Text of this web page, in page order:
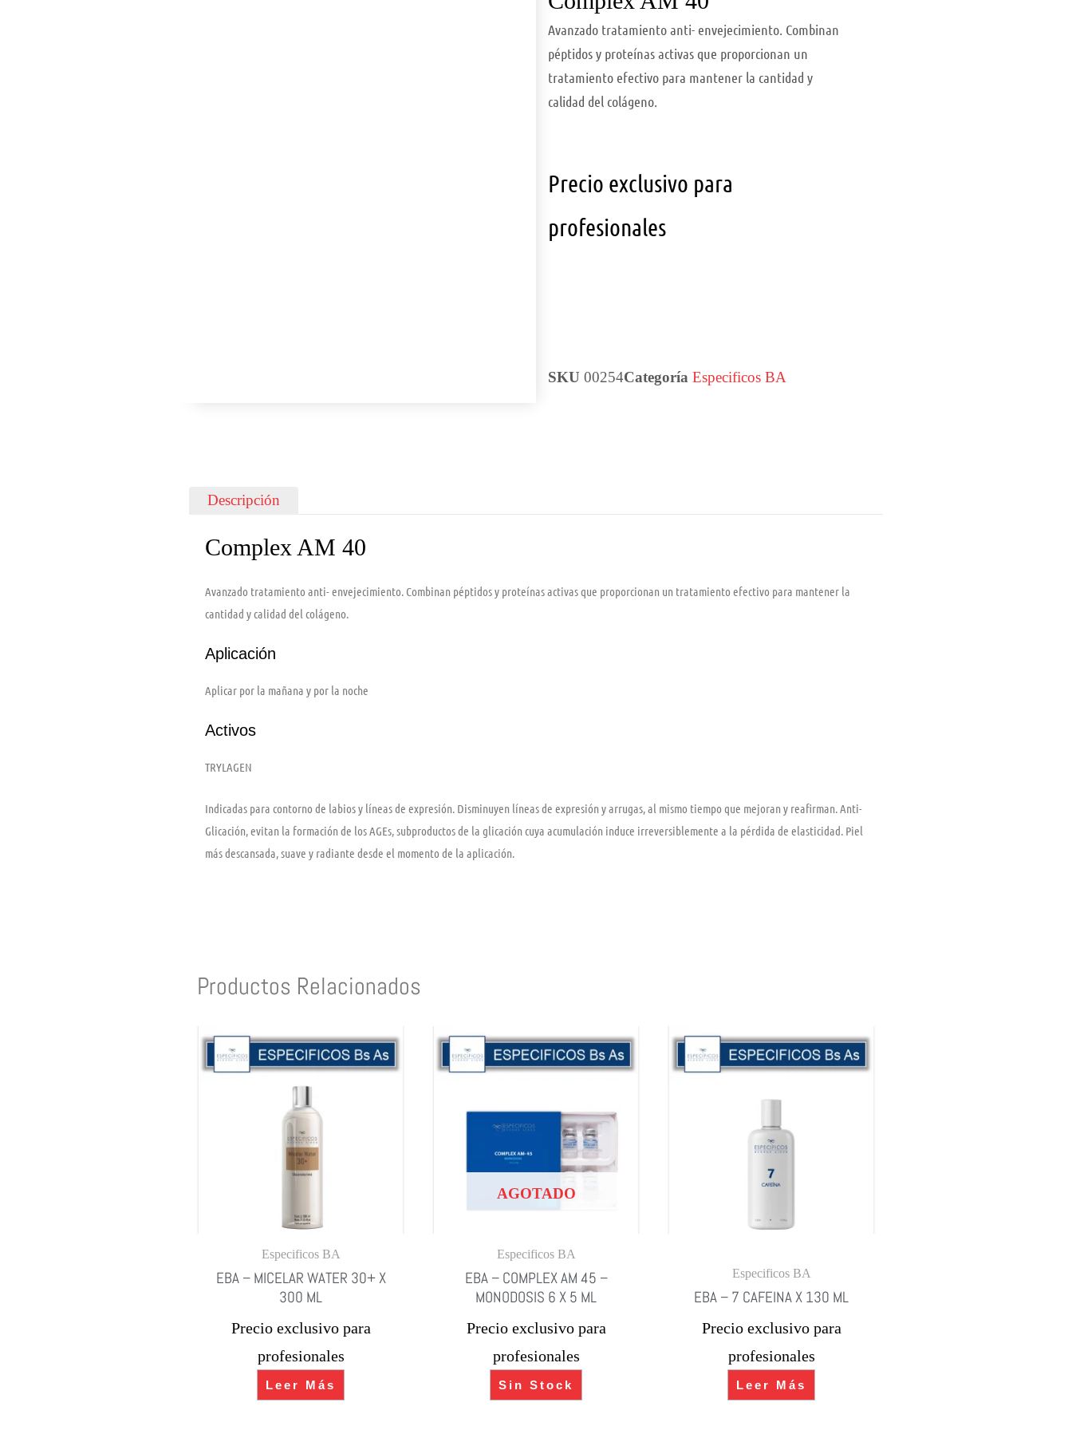
Avanzado tratamiento anti- envejecimiento. Combinan
péptidos y proteínas activas que proporcionan un
tratamiento efectivo para mantener la cantidad y
calidad del colágeno.
Precio exclusivo para
profesionales
SKU 00254Categoría Especificos BA
Descripción
Complex AM 40
Avanzado tratamiento anti- envejecimiento. Combinan péptidos y proteínas activas que proporcionan un tratamiento efectivo para mantener la
cantidad y calidad del colágeno.
Aplicación
Aplicar por la mañana y por la noche
Activos
TRYLAGEN
Indicadas para contorno de labios y líneas de expresión. Disminuyen líneas de expresión y arrugas, al mismo tiempo que mejoran y reafirman. Anti-
Glicación, evitan la formación de los AGEs, subproductos de la glicación cuya acumulación induce irreversiblemente a la pérdida de elasticidad. Piel
más descansada, suave y radiante desde el momento de la aplicación.
Productos Relacionados
Especificos BA
EBA – MICELAR WATER 30+ X
300 ML
Precio exclusivo para
profesionales
Leer Más
AGOTADO
Especificos BA
EBA – COMPLEX AM 45 –
MONODOSIS 6 X 5 ML
Precio exclusivo para
profesionales
Sin Stock
Especificos BA
EBA – 7 CAFEINA X 130 ML
Precio exclusivo para
profesionales
Leer Más